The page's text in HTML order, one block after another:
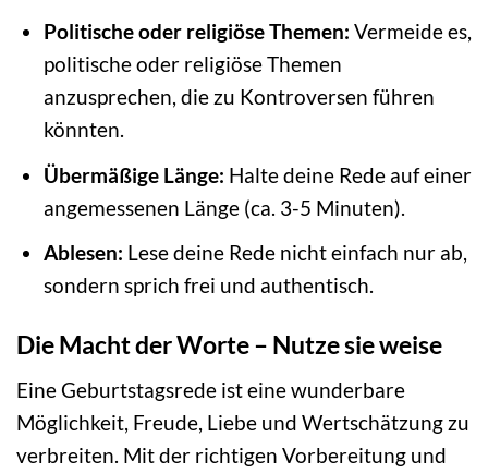
Politische oder religiöse Themen: Vermeide es,
politische oder religiöse Themen
anzusprechen, die zu Kontroversen führen
könnten.
Übermäßige Länge: Halte deine Rede auf einer
angemessenen Länge (ca. 3-5 Minuten).
Ablesen: Lese deine Rede nicht einfach nur ab,
sondern sprich frei und authentisch.
Die Macht der Worte – Nutze sie weise
Eine Geburtstagsrede ist eine wunderbare
Möglichkeit, Freude, Liebe und Wertschätzung zu
verbreiten. Mit der richtigen Vorbereitung und